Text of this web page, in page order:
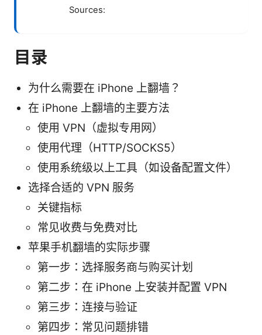
Sources:
目录
为什么需要在 iPhone 上翻墙？
在 iPhone 上翻墙的主要方法
使用 VPN（虚拟专用网）
使用代理（HTTP/SOCKS5）
使用系统级以上工具（如设备配置文件）
选择合适的 VPN 服务
关键指标
常见收费与免费对比
苹果手机翻墙的实际步骤
第一步：选择服务商与购买计划
第二步：在 iPhone 上安装并配置 VPN
第三步：连接与验证
第四步：常见问题排错